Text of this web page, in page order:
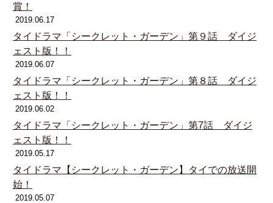
賞！
2019.06.17
タイドラマ「シークレット・ガーデン」第９話 ダイジ
ェスト版！！
2019.06.07
タイドラマ「シークレット・ガーデン」第８話 ダイジ
ェスト版！！
2019.06.02
タイドラマ「シークレット・ガーデン」第7話 ダイジ
ェスト版！！
2019.05.17
タイドラマ【シークレット・ガーデン】タイでの放送開
始！
2019.05.07